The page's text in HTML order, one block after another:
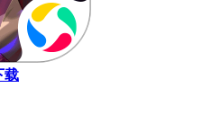
载